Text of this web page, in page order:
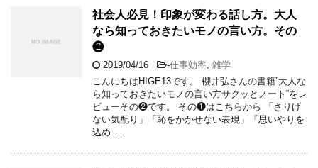
社会人必見！印象が変わる話し方。大人
なら知っておきたいモノの言い方。その
❷
2019/04/16 -仕事効率 雑学
こんにちはHIGE13です。 櫻井弘さんの書籍”大人な
ら知っておきたいモノの言い方サクッとノート”をレ
ビューその❷です。 その❶はこちらから 「さりげ
ない気配り」「恥をかかせない表現」「思いやりを
込め …